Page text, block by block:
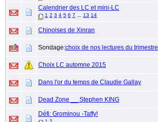
Calendrier des LC et mini-LC
1 2 3 4 5 6 7 ... 13 14
Chinoises de Xinran
Sondage:choix de nos lectures du trimestre
Choix LC automne 2015
Dans l'or du temps de Claudie Gallay
Dead Zone __ Stephen KING
Défi: Grominou -Taffy!